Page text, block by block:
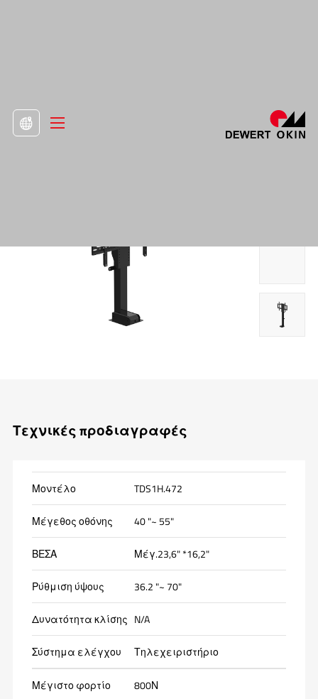
Τεχνικές προδιαγραφές
Μοντέλο TDS1H.472
Μέγεθος οθόνης 40 "~ 55"
ΒΕΣΑ Μέγ.23,6" *16,2"
Ρύθμιση ύψους 36.2 "~ 70"
Δυνατότητα κλίσης N/A
Σύστημα ελέγχου Τηλεχειριστήριο
Μέγιστο φορτίο 800Ν